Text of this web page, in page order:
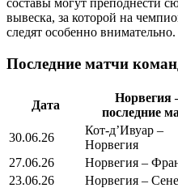
составы могут преподнести
вывеска, за которой на
следят особенно внимательно.
Последние матчи
Дата
последние
30.06.26
Кот-д’Ивуар –
Норвегия
27.06.26
Норвегия –
23.06.26
Норвегия –